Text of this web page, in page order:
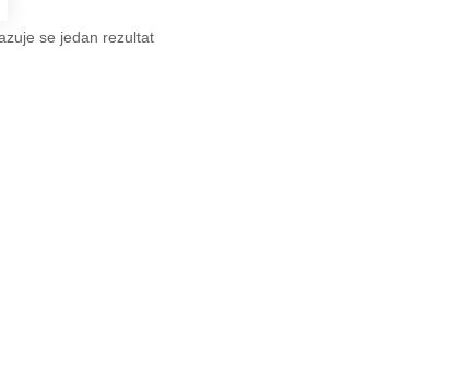
se jedan rezultat